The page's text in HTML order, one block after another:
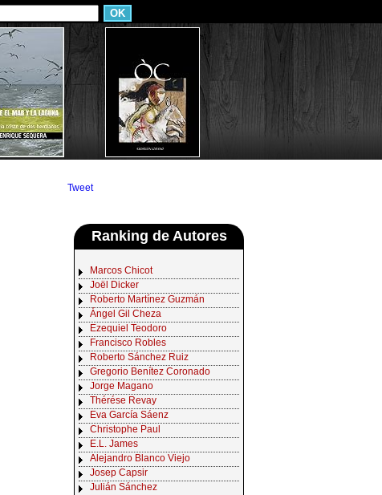
Tweet
Ranking de Autores
Marcos Chicot
Joël Dicker
Roberto Martínez Guzmán
Ángel Gil Cheza
Ezequiel Teodoro
Francisco Robles
Roberto Sánchez Ruiz
Gregorio Benítez Coronado
Jorge Magano
Thérése Revay
Eva García Sáenz
Christophe Paul
E.L. James
Alejandro Blanco Viejo
Josep Capsir
Julián Sánchez